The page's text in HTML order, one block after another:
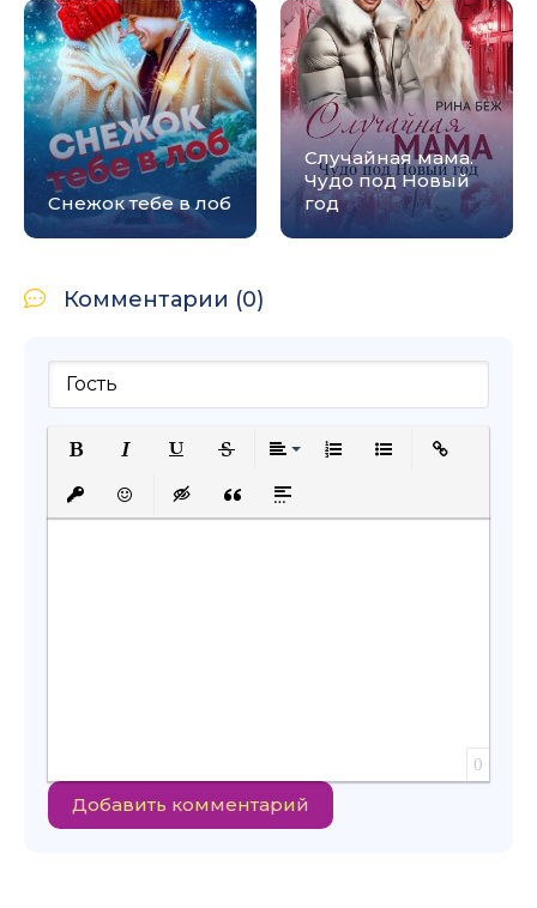
Снежок тебе в лоб
Случайная мама.
Чудо под Новый
год
Комментарии (0)
Подчеркнутый
Вставить защищенную ссылку
Вставить смайлик
Вставка скрытого текста
Вставка цитаты
Вставка спойлера
0
Добавить комментарий